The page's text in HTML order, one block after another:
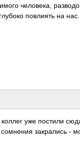
человека,
повлиять на
уже постили
закрались -